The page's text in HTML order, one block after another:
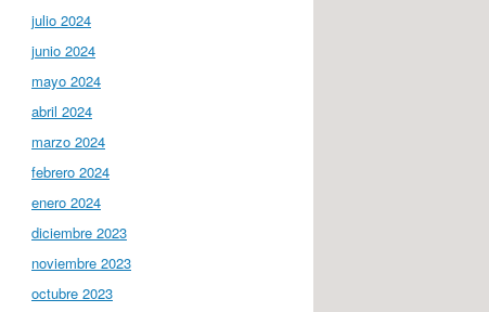
julio 2024
junio 2024
mayo 2024
abril 2024
marzo 2024
febrero 2024
enero 2024
diciembre 2023
noviembre 2023
octubre 2023